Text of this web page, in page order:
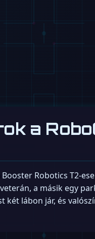
a
Robotics T2-
a másik egy
két lábon jár, és